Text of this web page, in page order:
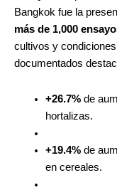
Bangkok fue la
más de 1,000
cultivos y
documentados
+26.7%de
hortalizas.
+19.4%de
en cereales.